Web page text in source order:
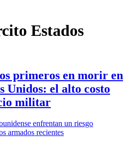
Estados
primeros en morir en
Unidos: el alto costo
militar